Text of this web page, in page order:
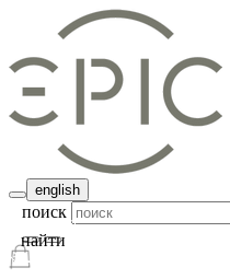
english
поиск
найти